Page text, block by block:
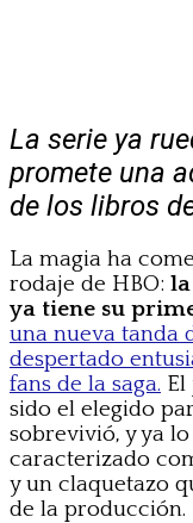
La serie ya
promete una
de los libros
La magia ha
rodaje de HBO:
ya tiene su
una nueva tanda
despertado
fans de la saga. El
sido el elegido
sobrevivió, y ya
caracterizado
y un claquetazo
de la producción.